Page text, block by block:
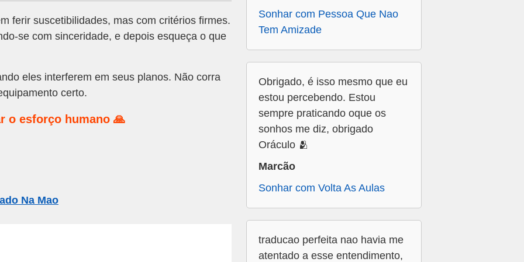
ferir suscetibilidades, mas com critérios firmes.
se com sinceridade, e depois esqueça o que
eles interferem em seus planos. Não corra
certo.
o esforço humano 🙏
Na Mao
Sonhar com Pessoa Que Nao
Tem Amizade
Obrigado, é isso mesmo que eu
estou percebendo. Estou
sempre praticando oque os
sonhos me diz, obrigado
Oráculo 🫂
Marcão
Sonhar com Volta As Aulas
traducao perfeita nao havia me
atentado a esse entendimento,